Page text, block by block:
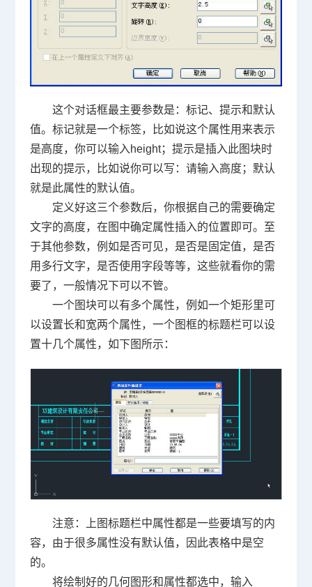
这个对话框最主要参数是：标记、提示和默认
值。标记就是一个标签，比如说这个属性用来表示
是高度，你可以输入height；提示是插入此图块时
出现的提示，比如说你可以写：请输入高度；默认
就是此属性的默认值。
定义好这三个参数后，你根据自己的需要确定
文字的高度，在图中确定属性插入的位置即可。至
于其他参数，例如是否可见，是否是固定值，是否
用多行文字，是否使用字段等等，这些就看你的需
要了，一般情况下可以不管。
一个图块可以有多个属性，例如一个矩形里可
以设置长和宽两个属性，一个图框的标题栏可以设
置十几个属性，如下图所示：
注意：上图标题栏中属性都是一些要填写的内
容，由于很多属性没有默认值，因此表格中是空
的。
将绘制好的几何图形和属性都选中，输入